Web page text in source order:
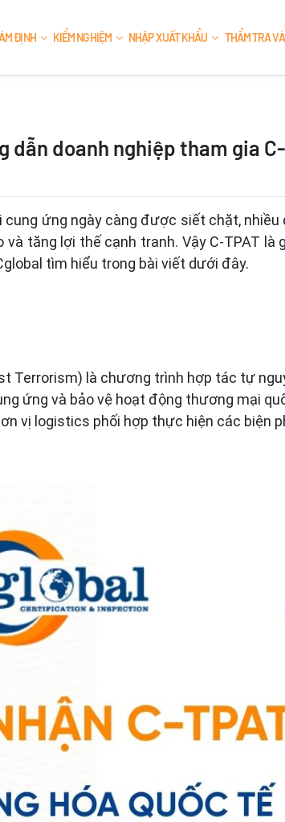
C-TPAT
ĐỊNH KIỂM NGHIỆM NHẬP XUẤT KHẨU THẨM TRA
dẫn doanh nghiệp tham gia
ứng ngày càng được siết chặt,
và tăng lợi thế cạnh tranh. Vậy C-TPAT
tìm hiểu trong bài viết dưới đây.
Terrorism) là chương trình hợp tác tự
ứng và bảo vệ hoạt động thương mại
vị logistics phối hợp thực hiện các biện